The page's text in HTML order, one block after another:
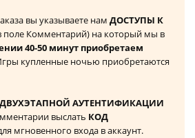
вы указываете нам ДОСТУПЫ К
поле Комментарий) на который мы в
40-50 минут приобретаем
купленные ночью приобретаются
ДВУХЭТАПНОЙ АУТЕНТИФИКАЦИИ
выслать КОД
мгновенного входа в аккаунт.